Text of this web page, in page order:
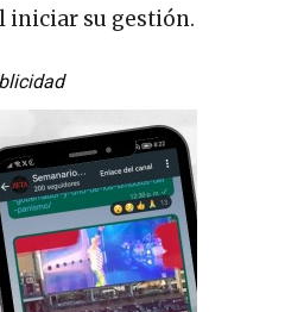
iniciar su gestión.